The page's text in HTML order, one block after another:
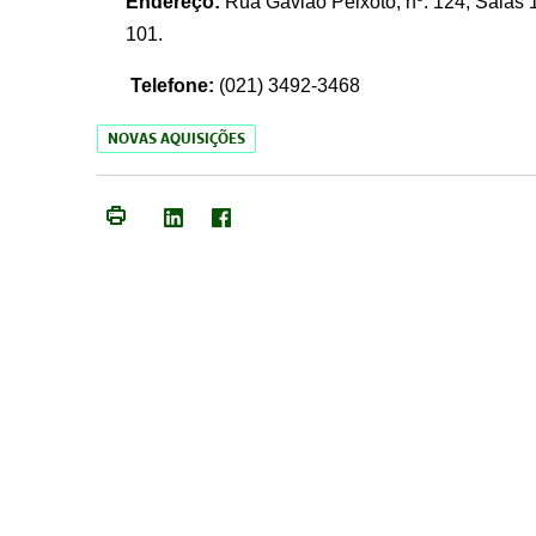
101.
Telefone: (021) 3492-3468
NOVAS AQUISIÇÕES